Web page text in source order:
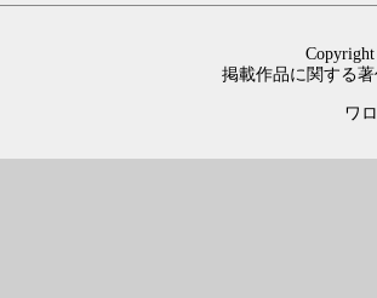
掲載作品に関する
ワ